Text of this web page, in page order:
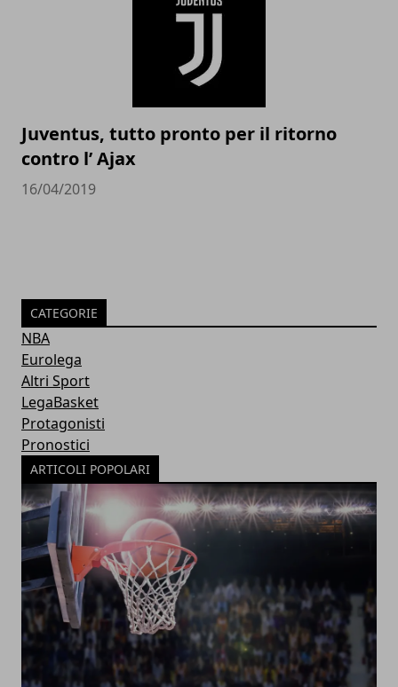
Juventus, tutto pronto per il ritorno
contro l’ Ajax
16/04/2019
CATEGORIE
NBA
Eurolega
Altri Sport
LegaBasket
Protagonisti
Pronostici
ARTICOLI POPOLARI